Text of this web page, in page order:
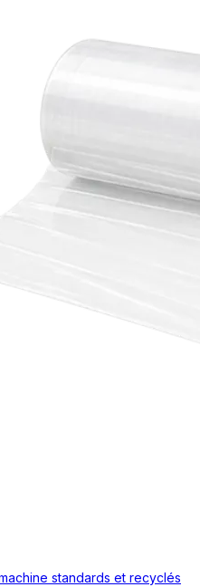
standards et recyclés